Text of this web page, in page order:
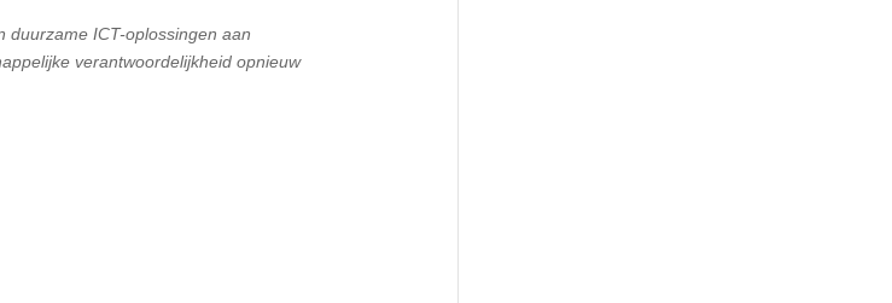
duurzame ICT-oplossingen aan
verantwoordelijkheid opnieuw